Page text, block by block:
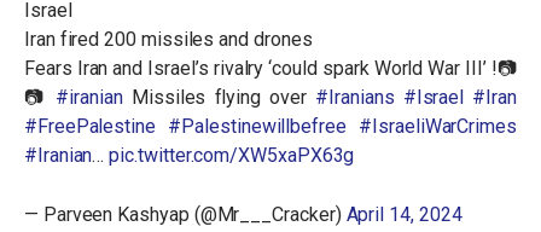
Israel
Iran fired 200 missiles and drones
Fears Iran and Israel’s rivalry ‘could spark World War III’ !📷
📷 #iranianMissiles flying over #Iranians #Israel #Iran
#FreePalestine #Palestinewillbefree #IsraeliWarCrimes
#Iranian…pic.twitter.com/XW5xaPX63g
— Parveen Kashyap (@Mr___Cracker) April 14, 2024